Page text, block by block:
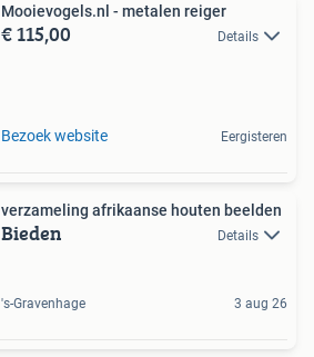
Mooievogels.nl - metalen reiger
€ 115,00 Details
Bezoek website Eergisteren
verzameling afrikaanse houten beelden
Bieden Details
's-Gravenhage 3 aug 26